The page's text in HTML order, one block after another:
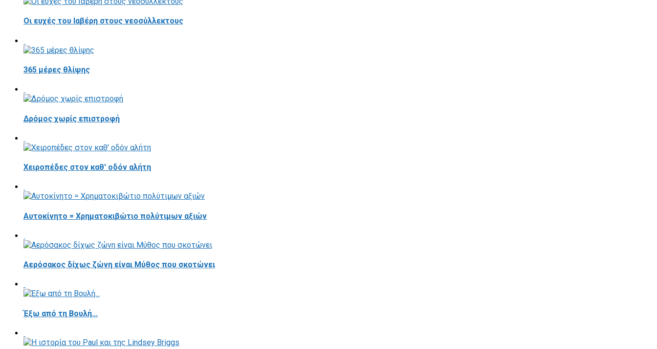
Οι ευχές του Ιαβέρη στους νεοσύλλεκτους
365 μέρες θλίψης
Δρόμος χωρίς επιστροφή
Χειροπέδες στον καθ' οδόν αλήτη
Αυτοκίνητο = Χρηματοκιβώτιο πολύτιμων αξιών
Αερόσακος δίχως ζώνη είναι Μύθος που σκοτώνει
Έξω από τη Βουλή...